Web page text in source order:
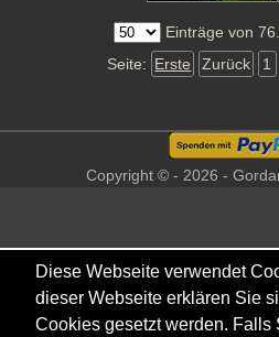
Einträge von
Seite: Erste Zurück 1
Copyright © - 2026 -
Diese Webseite verwendet
dieser Webseite erklären Sie
Cookies gesetzt werden. Falls